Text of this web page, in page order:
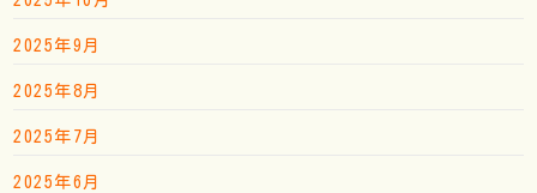
2025年9月
2025年8月
2025年7月
2025年6月